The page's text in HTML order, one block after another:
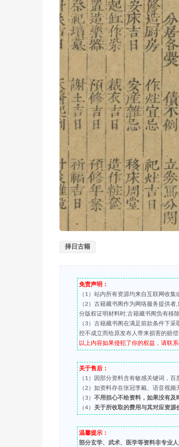
择日古籍
免责声明：
（1）站内所有资源均来自互联网收
（2）古籍藏书阁作为网络服务提供
分版权证明材料时,古籍藏书阁负有移
（3）古籍藏书阁在满足前款条件下
控不成立而给原发布人带来损害的赔
以上内容如果侵犯了你的权益，请联
关于售后：
（1）因部分资料含有敏感关键词，
（2）如资料存在张冠李戴、语音视
（3） 不用担心不给资料，如果没有及
（4） 关于所收取的费用与其对应资源
温馨提示：
部分玄学、武术、医学等资料非专业